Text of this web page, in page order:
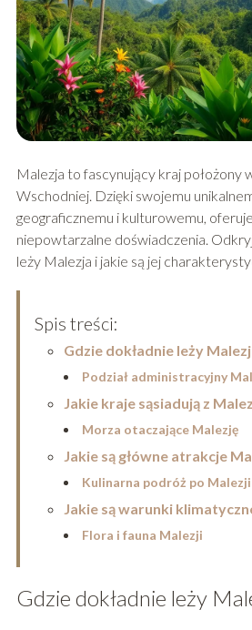
Malezja to fascynujący kraj położony
Wschodniej. Dzięki swojemu
geograficznemu i kulturowemu,
niepowtarzalne doświadczenia.
leży Malezja i jakie są jej
Spis treści:
Gdzie dokładnie leży
Podział administracyjny
Jakie kraje sąsiadują z
Morza otaczające Malezję
Jakie są główne atrakcje
Kulinarna podróż po Malezji
Jakie są warunki
Flora i fauna Malezji
Gdzie dokładnie leży